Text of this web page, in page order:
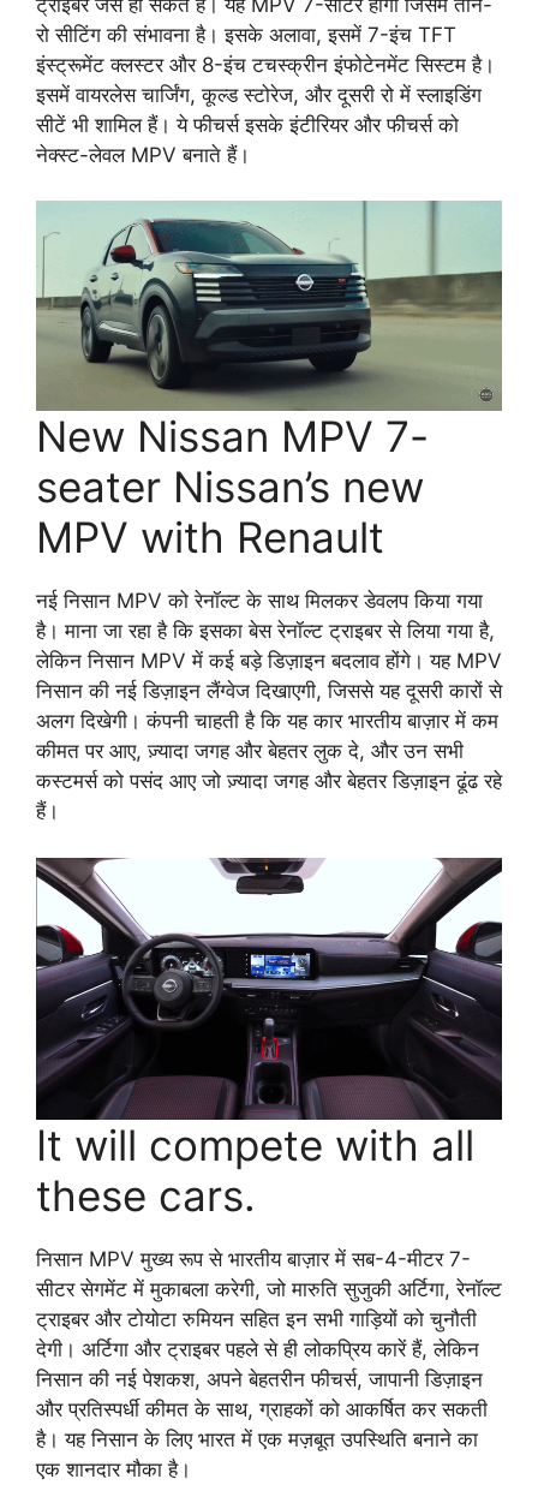
रो सीटिंग की संभावना है। इसके अलावा, इसमें 7-इंच TFT
इंस्ट्रूमेंट क्लस्टर और 8-इंच टचस्क्रीन इंफोटेनमेंट सिस्टम है।
इसमें वायरलेस चार्जिंग, कूल्ड स्टोरेज, और दूसरी रो में स्लाइडिंग
सीटें भी शामिल हैं। ये फीचर्स इसके इंटीरियर और फीचर्स को
नेक्स्ट-लेवल MPV बनाते हैं।
New Nissan MPV 7-
seater Nissan’s new
MPV with Renault
नई निसान MPV को रेनॉल्ट के साथ मिलकर डेवलप किया गया
है। माना जा रहा है कि इसका बेस रेनॉल्ट ट्राइबर से लिया गया है,
लेकिन निसान MPV में कई बड़े डिज़ाइन बदलाव होंगे। यह MPV
निसान की नई डिज़ाइन लैंग्वेज दिखाएगी, जिससे यह दूसरी कारों से
अलग दिखेगी। कंपनी चाहती है कि यह कार भारतीय बाज़ार में कम
कीमत पर आए, ज़्यादा जगह और बेहतर लुक दे, और उन सभी
कस्टमर्स को पसंद आए जो ज़्यादा जगह और बेहतर डिज़ाइन ढूंढ रहे
हैं।
It will compete with all
these cars.
निसान MPV मुख्य रूप से भारतीय बाज़ार में सब-4-मीटर 7-
सीटर सेगमेंट में मुकाबला करेगी, जो मारुति सुजुकी अर्टिगा, रेनॉल्ट
ट्राइबर और टोयोटा रुमियन सहित इन सभी गाड़ियों को चुनौती
देगी। अर्टिगा और ट्राइबर पहले से ही लोकप्रिय कारें हैं, लेकिन
निसान की नई पेशकश, अपने बेहतरीन फीचर्स, जापानी डिज़ाइन
और प्रतिस्पर्धी कीमत के साथ, ग्राहकों को आकर्षित कर सकती
है। यह निसान के लिए भारत में एक मज़बूत उपस्थिति बनाने का
एक शानदार मौका है।